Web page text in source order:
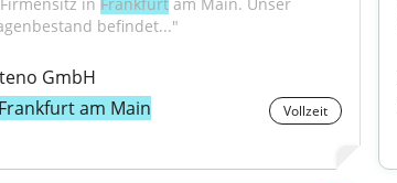
befindet..."
GmbH
Frankfurt am Main
Vollzeit